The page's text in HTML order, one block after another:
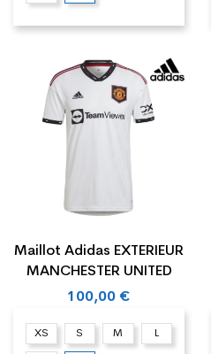
Maillot Adidas EXTERIEUR
MANCHESTER UNITED
100,00 €
XS S M L